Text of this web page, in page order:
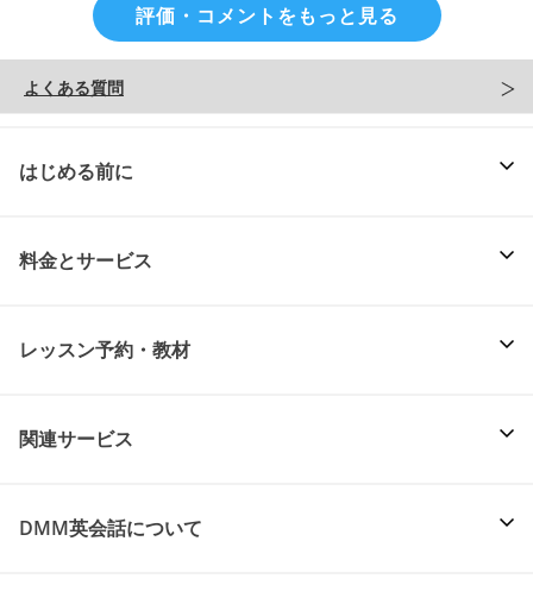
評価・コメントをもっと見る
よくある質問
はじめる前に
料金とサービス
レッスン予約・教材
関連サービス
DMM英会話について